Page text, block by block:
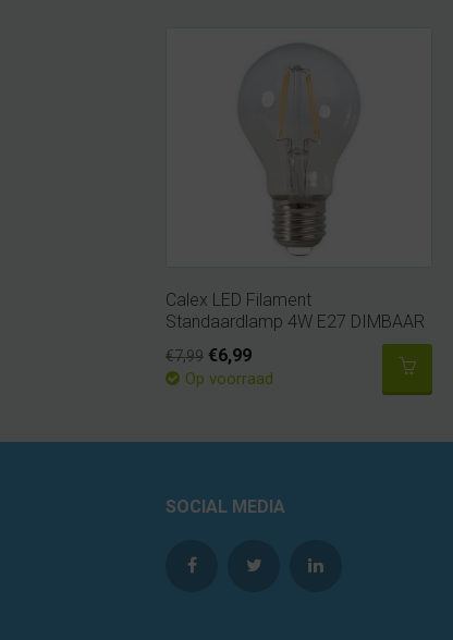
Calex LED Filament
Standaardlamp 4W E27 DIMBAAR
€7,99 €6,99
Op voorraad
SOCIAL MEDIA